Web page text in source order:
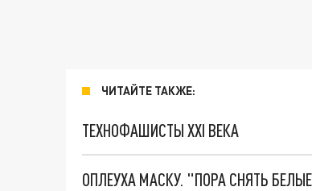
ЧИТАЙТЕ ТАКЖЕ:
ТЕХНОФАШИСТЫ XXI ВЕКА
ОПЛЕУХА МАСКУ. "ПОРА СНЯТЬ